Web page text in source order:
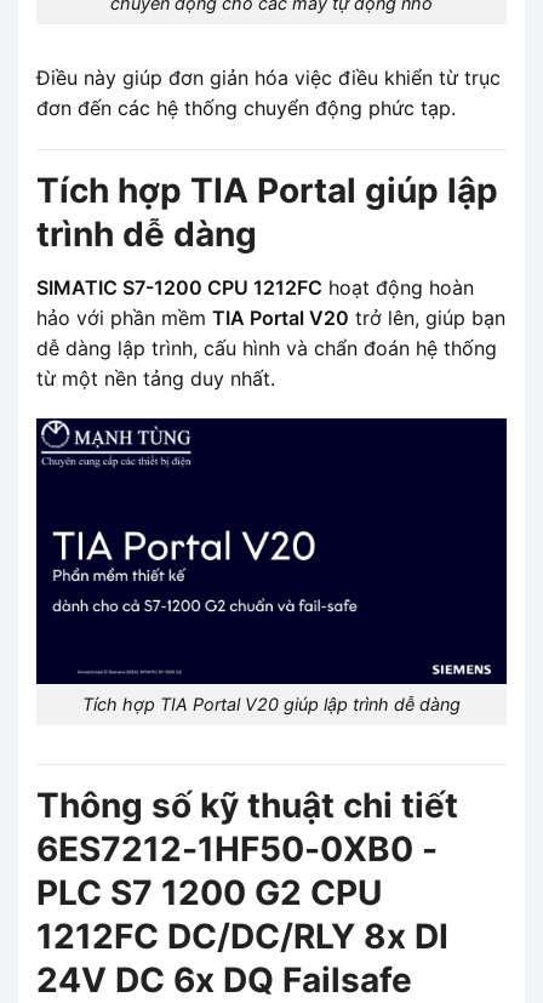
Điều này giúp đơn giản hóa việc điều khiển từ trục
đơn đến các hệ thống chuyển động phức tạp.
Tích hợp TIA Portal giúp lập
trình dễ dàng
SIMATIC S7-1200 CPU 1212FC hoạt động hoàn
hảo với phần mềm TIA Portal V20 trở lên, giúp bạn
dễ dàng lập trình, cấu hình và chẩn đoán hệ thống
từ một nền tảng duy nhất.
Tích hợp TIA Portal V20 giúp lập trình dễ dàng
Thông số kỹ thuật chi tiết
6ES7212-1HF50-0XB0 -
PLC S7 1200 G2 CPU
1212FC DC/DC/RLY 8x DI
24V DC 6x DQ Failsafe